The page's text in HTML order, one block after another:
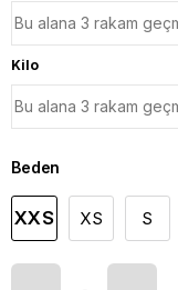
Kilo
Beden
XXS XS S